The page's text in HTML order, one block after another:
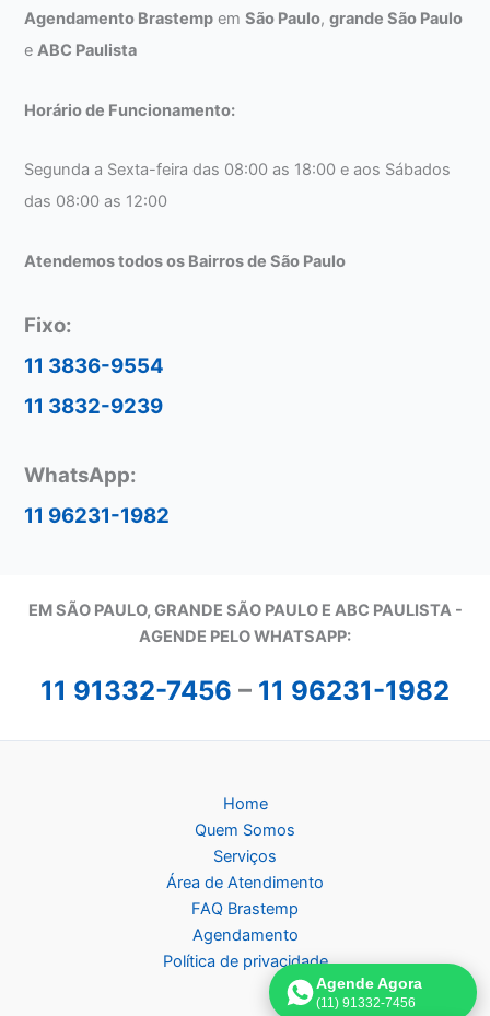
Agendamento Brastemp emSão Paulo,grande São Paulo
eABC Paulista
Horário de Funcionamento:
Segunda a Sexta-feira das 08:00 as 18:00 e aos Sábados
das 08:00 as 12:00
Atendemos todos os Bairros de São Paulo
Fixo:
11 3836-9554
11 3832-9239
WhatsApp:
11 96231-1982
EM SÃO PAULO, GRANDE SÃO PAULO E ABC PAULISTA -
AGENDE PELO WHATSAPP:
11 91332-7456 – 11 96231-1982
Home
Quem Somos
Serviços
Área de Atendimento
FAQ Brastemp
Agendamento
Política de privacidade
Agende Agora
(11) 91332-7456